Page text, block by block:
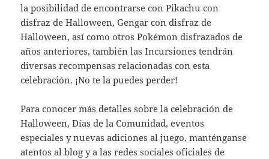
la posibilidad de encontrarse con Pikachu con
disfraz de Halloween, Gengar con disfraz de
Halloween, así como otros Pokémon disfrazados de
años anteriores, también las Incursiones tendrán
diversas recompensas relacionadas con esta
celebración. ¡No te la puedes perder!
Para conocer más detalles sobre la celebración de
Halloween, Días de la Comunidad, eventos
especiales y nuevas adiciones al juego, manténganse
atentos al blog y a las redes sociales oficiales de